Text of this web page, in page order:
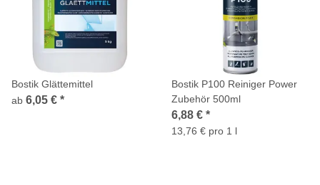
Bostik Glättemittel
ab 6,05 € *
Bostik P100 Reiniger Power
Zubehör 500ml
6,88 € *
13,76 € pro 1 l